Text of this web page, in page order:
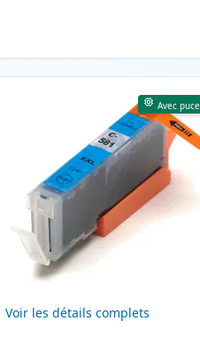
Avec puce
Voir les détails complets